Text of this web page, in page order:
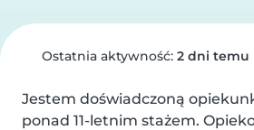
Ostatnia aktywność: 2 dni temu
Jestem doświadczoną
ponad 11-letnim stażem.